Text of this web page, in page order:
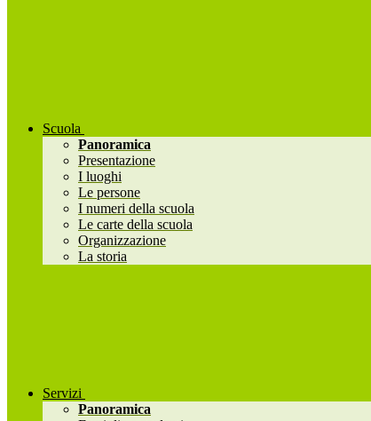
Scuola
Panoramica
Presentazione
I luoghi
Le persone
I numeri della scuola
Le carte della scuola
Organizzazione
La storia
Servizi
Panoramica